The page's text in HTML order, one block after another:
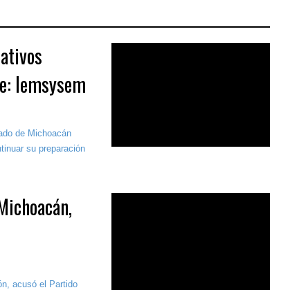
Iemsysem
de Michoacán
su preparación
acusó el Partido